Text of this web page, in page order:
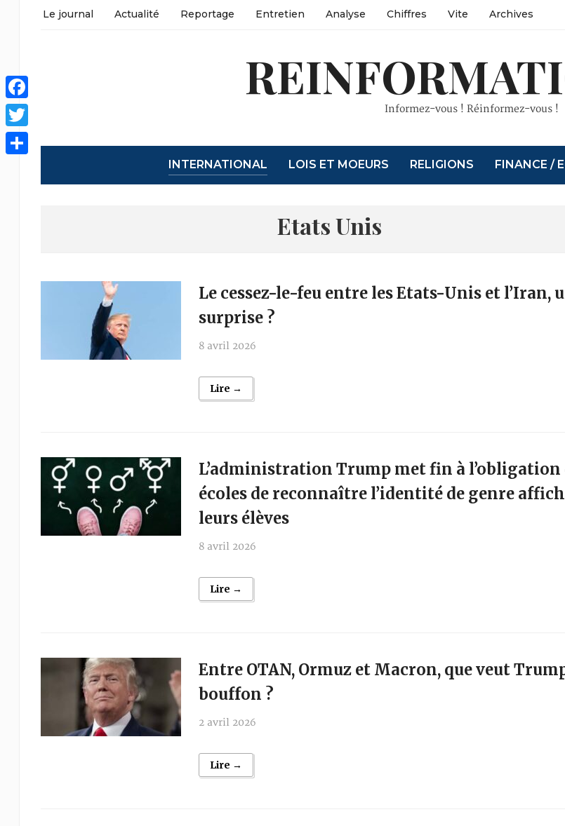
Le journal Actualité Reportage Entretien Analyse Chiffres Vite Archives
Informez-vous ! Réinformez-vous !
INTERNATIONAL LOIS ET MOEURS RELIGIONS FINANCE /
Etats Unis
Le cessez-le-feu entre les Etats-Unis et l’Iran,
surprise ?
8 avril 2026
Lire →
L’administration Trump met fin à l’obligation
écoles de reconnaître l’identité de genre
leurs élèves
8 avril 2026
Lire →
Entre OTAN, Ormuz et Macron, que veut
bouffon ?
2 avril 2026
Lire →
Facebook
Twitter